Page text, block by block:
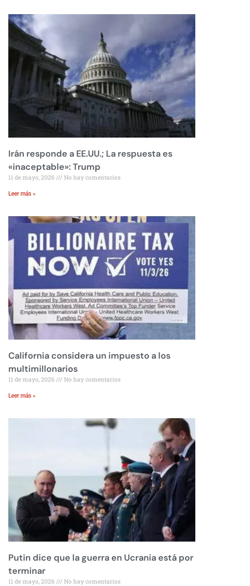
Irán responde a EE.UU.; La respuesta es
«inaceptable»: Trump
11 de mayo, 2026 No hay comentarios
Leer más »
California considera un impuesto a los
multimillonarios
11 de mayo, 2026 No hay comentarios
Leer más »
Putin dice que la guerra en Ucrania está por
terminar
11 de mayo, 2026 No hay comentarios